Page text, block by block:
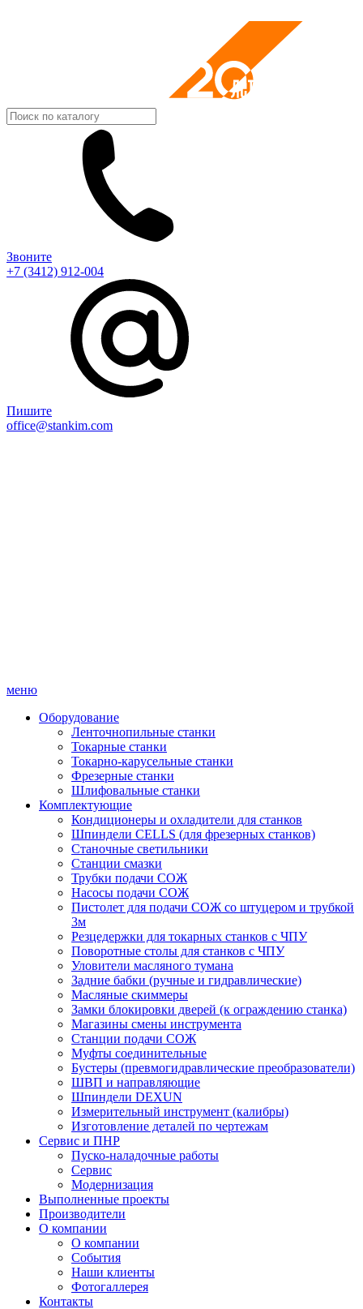
Звоните
+7 (3412) 912-004
Пишите
office@stankim.com
меню
Оборудование
Ленточнопильные станки
Токарные станки
Токарно-карусельные станки
Фрезерные станки
Шлифовальные станки
Комплектующие
Кондиционеры и охладители для станков
Шпиндели CELLS (для фрезерных станков)
Станочные светильники
Станции смазки
Трубки подачи СОЖ
Насосы подачи СОЖ
Пистолет для подачи СОЖ со штуцером и трубкой
3м
Резцедержки для токарных станков с ЧПУ
Поворотные столы для станков с ЧПУ
Уловители масляного тумана
Задние бабки (ручные и гидравлические)
Масляные скиммеры
Замки блокировки дверей (к ограждению станка)
Магазины смены инструмента
Станции подачи СОЖ
Муфты соединительные
Бустеры (превмогидравлические преобразователи)
ШВП и направляющие
Шпиндели DEXUN
Измерительный инструмент (калибры)
Изготовление деталей по чертежам
Сервис и ПНР
Пуско-наладочные работы
Сервис
Модернизация
Выполненные проекты
Производители
О компании
О компании
События
Наши клиенты
Фотогаллерея
Контакты